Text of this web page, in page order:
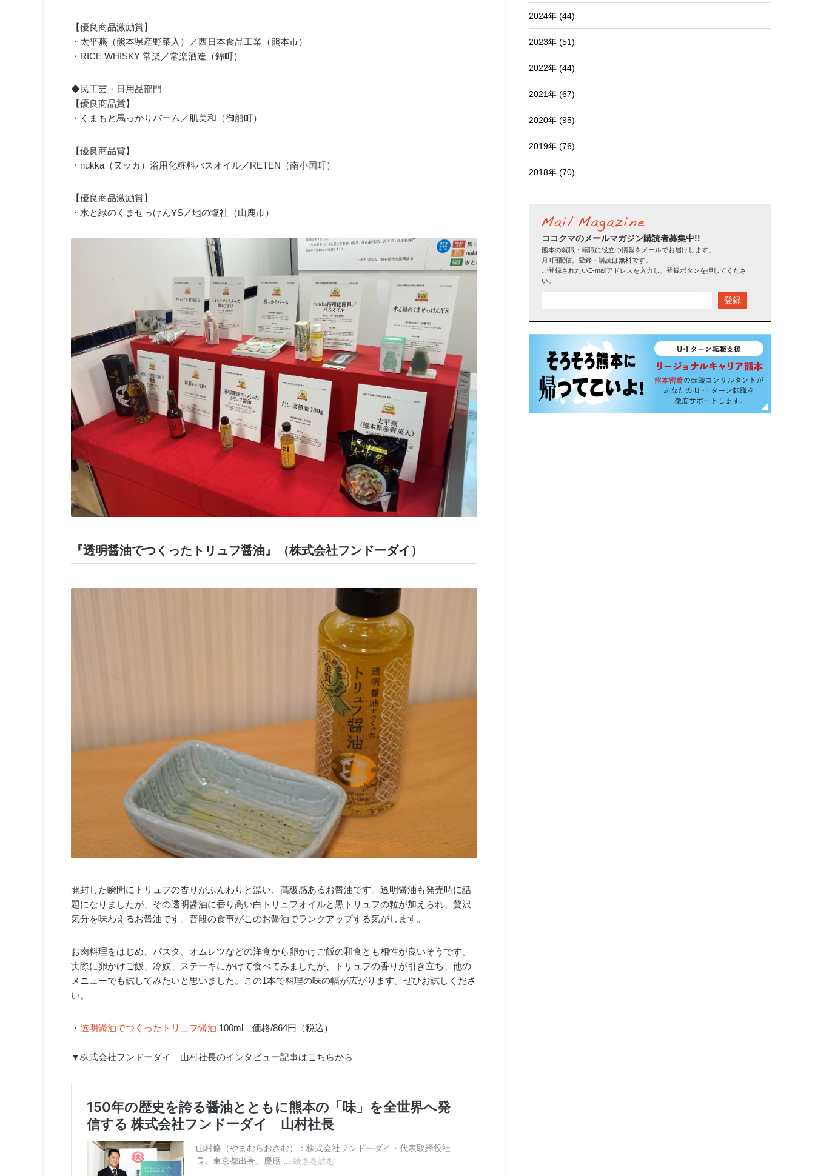
【優良商品激励賞】
・太平燕（熊本県産野菜入）／西日本食品工業（熊本市）
・RICE WHISKY 常楽／常楽酒造（錦町）
◆民工芸・日用品部門
【優良商品賞】
・くまもと馬っかりバーム／肌美和（御船町）
【優良商品賞】
・nukka（ヌッカ）浴用化粧料バスオイル／RETEN（南小国町）
【優良商品激励賞】
・水と緑のくませっけんYS／地の塩社（山鹿市）
『透明醤油でつくったトリュフ醤油』（株式会社フンドーダイ）
開封した瞬間にトリュフの香りがふんわりと漂い、高級感あるお醤油です。透明醤油も発売時に話
題になりましたが、その透明醤油に香り高い白トリュフオイルと黒トリュフの粒が加えられ、贅沢
気分を味わえるお醤油です。普段の食事がこのお醤油でランクアップする気がします。
お肉料理をはじめ、パスタ、オムレツなどの洋食から卵かけご飯の和食とも相性が良いそうです。
実際に卵かけご飯、冷奴、ステーキにかけて食べてみましたが、トリュフの香りが引き立ち、他の
メニューでも試してみたいと思いました。この1本で料理の味の幅が広がります。ぜひお試しくださ
い。
・ 透明醤油でつくったトリュフ醤油 100ml 価格/864円 （税込）
▼株式会社フンドーダイ 山村社長のインタビュー記事はこちらから
2024年 (44)
2023年 (51)
2022年 (44)
2021年 (67)
2020年 (95)
2019年 (76)
2018年 (70)
ココクマのメールマガジン購読者募集中!!
熊本の就職・転職に役立つ情報をメールでお届けします。
月1回配信。登録・購読は無料です。
ご登録されたいE-mailアドレスを入力し、登録ボタンを押してくださ
い。
登録